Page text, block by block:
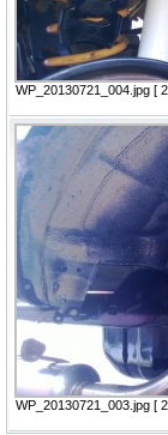
WP_20130721_004.jpg [
WP_20130721_003.jpg [